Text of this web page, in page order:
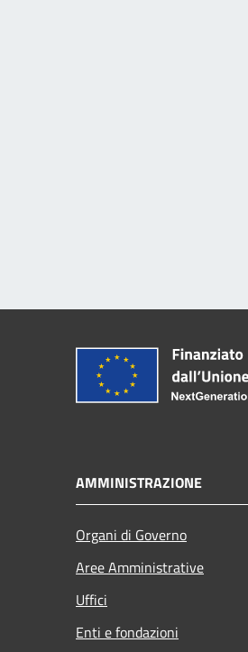
AMMINISTRAZIONE
Organi di Governo
Aree Amministrative
Uffici
Enti e fondazioni